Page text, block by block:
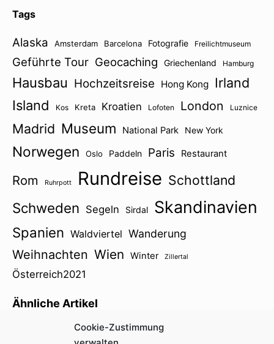
Cookie-Zustimmung
Tags
Alaska Amsterdam Barcelona Fotografie Freilichtmuseum
Geführte Tour Geocaching Griechenland Hamburg
Hausbau Hochzeitsreise Hong Kong Irland
Island
Kos Kreta Kroatien Lofoten London Luznice
Madrid Museum National Park New York
Norwegen Oslo Paddeln Paris Restaurant
Rom Ruhrpott Rundreise Schottland
Schweden Segeln Sirdal Skandinavien
Spanien Waldviertel Wanderung
Weihnachten Wien Winter Zillertal
Österreich2021
Ähnliche Artikel
Keine ähnlichen Artikel gefunden.